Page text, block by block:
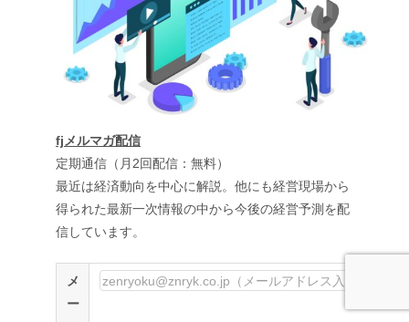
fjメルマガ配信
定期通信（月2回配信：無料）
最近は経済動向を中心に解説。他にも経営現場から
得られた最新一次情報の中から今後の経営予測を配
信しています。
メ
ー